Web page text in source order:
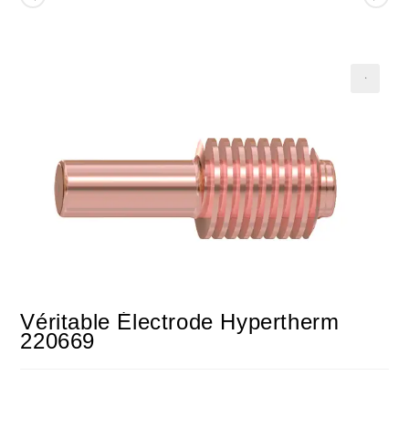
Véritable Électrode Hypertherm
220669